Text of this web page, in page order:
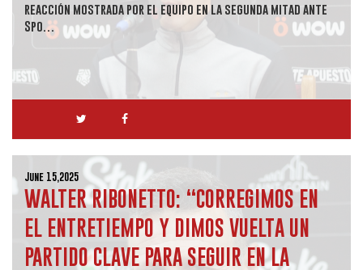
reacción mostrada por el equipo en la segunda mitad ante
Spo…
June 15,2025
WALTER RIBONETTO: “CORREGIMOS EN
EL ENTRETIEMPO Y DIMOS VUELTA UN
PARTIDO CLAVE PARA SEGUIR EN LA